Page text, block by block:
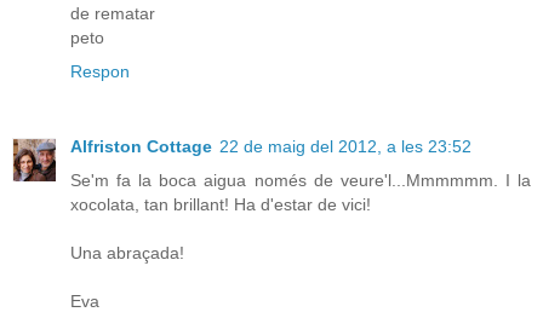
de rematar
peto
Respon
Alfriston Cottage 22 de maig del 2012, a les 23:52
Se'm fa la boca aigua només de veure'l...Mmmmmm. I la
xocolata, tan brillant! Ha d'estar de vici!
Una abraçada!
Eva